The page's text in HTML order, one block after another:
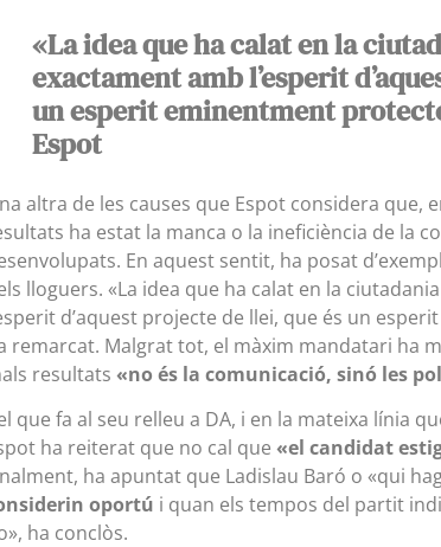
«La idea que ha calat en la
exactament amb l’esperit
un esperit eminentment
Espot
altra de les causes que Espot considera que,
ha estat la manca o la ineficiència de la
En aquest sentit, ha posat
lloguers. «La idea que ha calat en la
d’aquest projecte de llei, que és un
remarcat. Malgrat tot, el màxim mandatari ha
resultats «no és la comunicació, sinó les
que fa al seu relleu a DA, i en la mateixa línia
ha reiterat que no cal que «el candidat
ha apuntat que Ladislau Baró o «qui
oportú i quan els tempos del partit
ha conclòs.